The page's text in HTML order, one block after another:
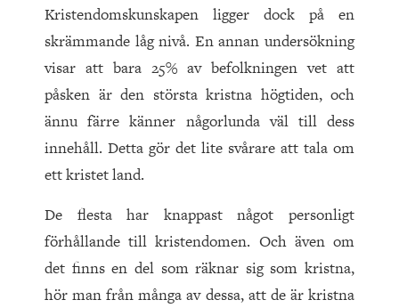
Kristendomskunskapen ligger dock på en
skrämmande låg nivå. En annan undersökning
visar att bara 25% av befolkningen vet att
påsken är den största kristna högtiden, och
ännu färre känner någorlunda väl till dess
innehåll. Detta gör det lite svårare att tala om
ett kristet land.
De flesta har knappast något personligt
förhållande till kristendomen. Och även om
det finns en del som räknar sig som kristna,
hör man från många av dessa, att de är kristna